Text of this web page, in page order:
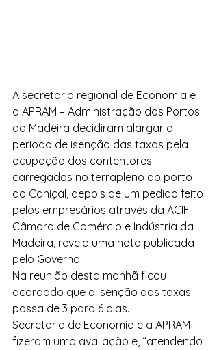
A secretaria regional de Economia e
a APRAM – Administração dos Portos
da Madeira decidiram alargar o
período de isenção das taxas pela
ocupação dos contentores
carregados no terrapleno do porto
do Caniçal, depois de um pedido feito
pelos empresários através da ACIF –
Câmara de Comércio e Indústria da
Madeira, revela uma nota publicada
pelo Governo.
Na reunião desta manhã ficou
acordado que a isenção das taxas
passa de 3 para 6 dias.
Secretaria de Economia e a APRAM
fizeram uma avaliação e, “atendendo